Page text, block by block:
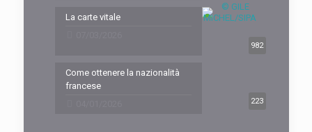
982
La carte vitale
223
Come ottenere la nazionalità
francese